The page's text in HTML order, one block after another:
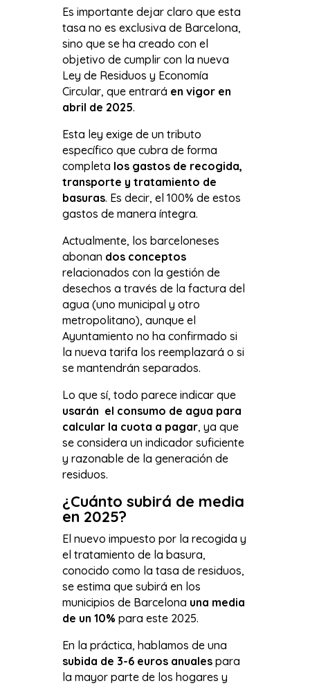
Es importante dejar claro que esta
tasa no es exclusiva de Barcelona,
sino que se ha creado con el
objetivo de cumplir con la nueva
Ley de Residuos y Economía
Circular, que entrará en vigor en
abril de 2025.
Esta ley exige de un tributo
específico que cubra de forma
completa los gastos de recogida,
transporte y tratamiento de
basuras. Es decir, el 100% de estos
gastos de manera íntegra.
Actualmente, los barceloneses
abonan dos conceptos
relacionados con la gestión de
desechos a través de la factura del
agua (uno municipal y otro
metropolitano), aunque el
Ayuntamiento no ha confirmado si
la nueva tarifa los reemplazará o si
se mantendrán separados.
Lo que sí, todo parece indicar que
usarán el consumo de agua para
calcular la cuota a pagar, ya que
se considera un indicador suficiente
y razonable de la generación de
residuos.
¿Cuánto subirá de media
en 2025?
El nuevo impuesto por la recogida y
el tratamiento de la basura,
conocido como la tasa de residuos,
se estima que subirá en los
municipios de Barcelona una media
de un 10% para este 2025.
En la práctica, hablamos de una
subida de 3-6 euros anualespara
la mayor parte de los hogares y